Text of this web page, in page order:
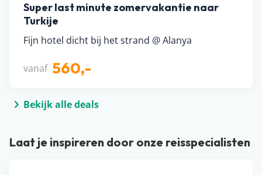
Super last minute zomervakantie naar
Turkije
Fijn hotel dicht bij het strand @ Alanya
vanaf 560,-
Bekijk alle deals
Laat je inspireren door onze reisspecialisten